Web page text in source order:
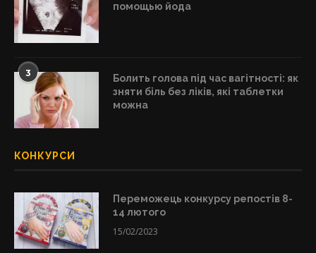
помощью йода
3
Болить голова під час вагітності: як
зняти біль без ліків, які таблетки
можна
КОНКУРСИ
Переможець конкурсу репостів 8-
14 лютого
15/02/2023